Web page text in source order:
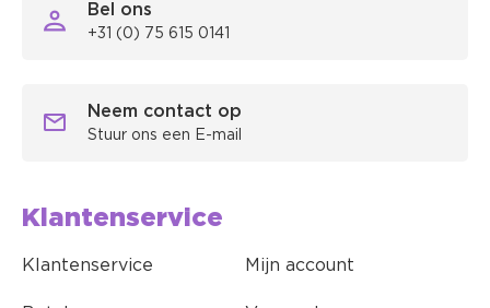
Bel ons
+31 (0) 75 615 0141
Neem contact op
Stuur ons een E-mail
Klantenservice
Klantenservice Mijn account